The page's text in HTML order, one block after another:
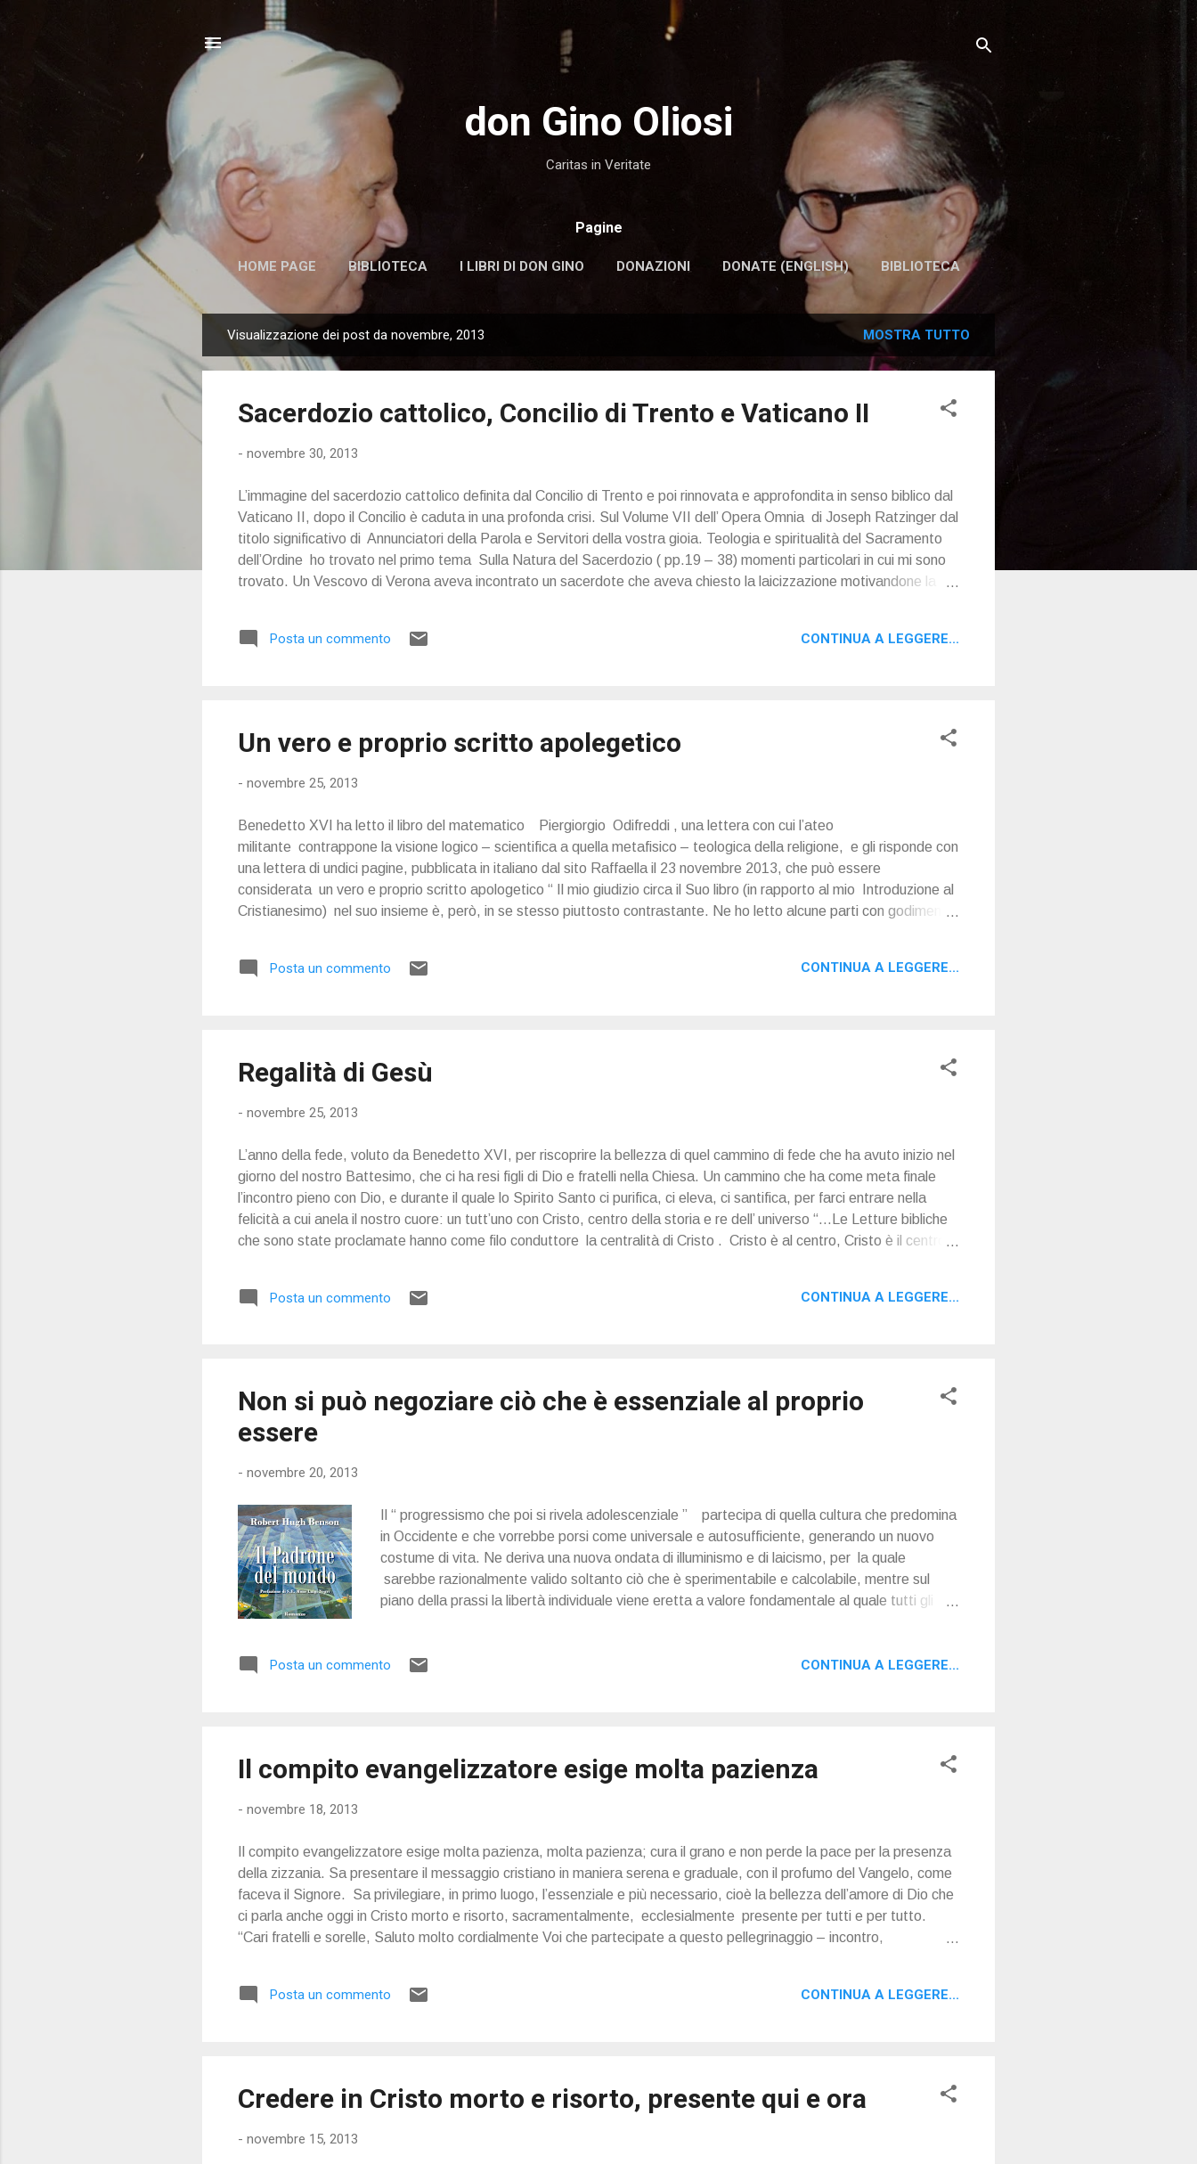
Passa ai contenuti principali
don Gino Oliosi
Caritas in Veritate
Pagine
HOME PAGE BIBLIOTECA I LIBRI DI DON GINO DONAZIONI DONATE (ENGLISH) BIBLIOTECA
o
Visualizzazione dei post da novembre, 2013 MOSTRA TUTTO
Sacerdozio cattolico, Concilio di Trento e Vaticano II
- novembre 30, 2013
L’immagine del sacerdozio cattolico definita dal Concilio di Trento e poi rinnovata e approfondita in senso biblico dal
Vaticano II, dopo il Concilio è caduta in una profonda crisi. Sul Volume VII dell’ Opera Omnia di Joseph Ratzinger dal
titolo significativo di Annunciatori della Parola e Servitori della vostra gioia. Teologia e spiritualità del Sacramento
dell’Ordine ho trovato nel primo tema Sulla Natura del Sacerdozio ( pp.19 – 38) momenti particolari in cui mi sono
trovato. Un Vescovo di Verona aveva incontrato un sacerdote che aveva chiesto la laicizzazione motivandone la
Posta un commento CONTINUA A LEGGERE...
Un vero e proprio scritto apolegetico
- novembre 25, 2013
Benedetto XVI ha letto il libro del matematico Piergiorgio Odifreddi , una lettera con cui l’ateo
militante contrappone la visione logico – scientifica a quella metafisico – teologica della religione, e gli risponde con
una lettera di undici pagine, pubblicata in italiano dal sito Raffaella il 23 novembre 2013, che può essere
considerata un vero e proprio scritto apologetico “ Il mio giudizio circa il Suo libro (in rapporto al mio Introduzione al
Cristianesimo) nel suo insieme è, però, in se stesso piuttosto contrastante. Ne ho letto alcune parti con godimento
percezione dei sensi per scorgere la realtà nella sua grandezza come “un’esplicita negazione del principio di realtà”
Posta un commento CONTINUA A LEGGERE...
Regalità di Gesù
- novembre 25, 2013
L’anno della fede, voluto da Benedetto XVI, per riscoprire la bellezza di quel cammino di fede che ha avuto inizio nel
giorno del nostro Battesimo, che ci ha resi figli di Dio e fratelli nella Chiesa. Un cammino che ha come meta finale
l’incontro pieno con Dio, e durante il quale lo Spirito Santo ci purifica, ci eleva, ci santifica, per farci entrare nella
felicità a cui anela il nostro cuore: un tutt’uno con Cristo, centro della storia e re dell’ universo “…Le Letture bibliche
che sono state proclamate hanno come filo conduttore la centralità di Cristo . Cristo è al centro, Cristo è il centro.
mezzo di Lui e in vista di Lui furono create tutte le cose. Egli è il centro di tutte le cose, è il principio: Gesù Cr...
Posta un commento CONTINUA A LEGGERE...
Non si può negoziare ciò che è essenziale al proprio
essere
- novembre 20, 2013
Il “ progressismo che poi si rivela adolescenziale ” partecipa di quella cultura che predomina
in Occidente e che vorrebbe porsi come universale e autosufficiente, generando un nuovo
costume di vita. Ne deriva una nuova ondata di illuminismo e di laicismo, per la quale
sarebbe razionalmente valido soltanto ciò che è sperimentabile e calcolabile, mentre sul
piano della prassi la libertà individuale viene eretta a valore fondamentale al quale tutti gli
“globalizzazione dell’uniformità egemonica” caratterizzata dal “pensiero unico”, attraverso il
Posta un commento CONTINUA A LEGGERE...
Il compito evangelizzatore esige molta pazienza
- novembre 18, 2013
Il compito evangelizzatore esige molta pazienza, molta pazienza; cura il grano e non perde la pace per la presenza
della zizzania. Sa presentare il messaggio cristiano in maniera serena e graduale, con il profumo del Vangelo, come
faceva il Signore. Sa privilegiare, in primo luogo, l’essenziale e più necessario, cioè la bellezza dell’amore di Dio che
ci parla anche oggi in Cristo morto e risorto, sacramentalmente, ecclesialmente presente per tutti e per tutto.
“Cari fratelli e sorelle, Saluto molto cordialmente Voi che partecipate a questo pellegrinaggio – incontro,
brevemente alcune riflessioni, come contributo a questi giorni di incontro. Aparecida , propone di mettere la Chiesa
Posta un commento CONTINUA A LEGGERE...
Credere in Cristo morto e risorto, presente qui e ora
- novembre 15, 2013